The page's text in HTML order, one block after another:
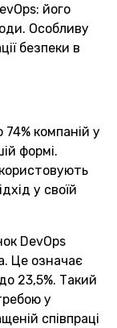
його
Особливу
безпеки в
компаній у
формі.
у своїй
DevOps
Це означає
23,5%. Такий
у
співпраці